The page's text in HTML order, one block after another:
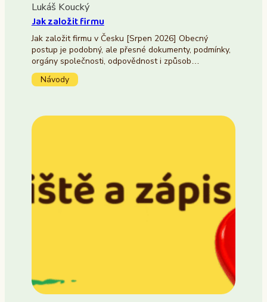
Lukáš Koucký
Jak založit firmu
Jak založit firmu v Česku [Srpen 2026] Obecný
postup je podobný, ale přesné dokumenty, podmínky,
orgány společnosti, odpovědnost i způsob…
Návody